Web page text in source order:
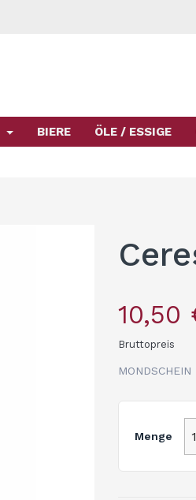
BIERE ÖLE / ESSIGE
10,50
Bruttopreis
MONDSCHEIN
Menge